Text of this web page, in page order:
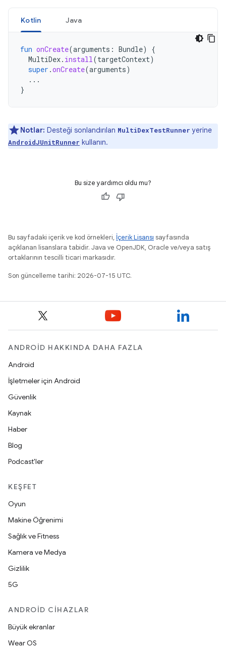
Kotlin Java
fun onCreate(arguments : Bundle)
{
MultiDex. install(targetContext)
super .onCreate(arguments)
...
}
Notlar: Desteği sonlandırılan MultiDexTestRunner yerine
AndroidJUnitRunner kullanın.
Bu size yardımcı oldu mu?
Bu sayfadaki içerik ve kod örnekleri, İçerik Lisansı sayfasında
açıklanan lisanslara tabidir. Java ve OpenJDK, Oracle ve/veya satış
ortaklarının tescilli ticari markasıdır.
Son güncelleme tarihi: 2026-07-15 UTC.
ANDROID HAKKINDA DAHA FAZLA
Android
İşletmeler için Android
Güvenlik
Kaynak
Haber
Blog
Podcast'ler
KEŞFET
Oyun
Makine Öğrenimi
Sağlık ve Fitness
Kamera ve Medya
Gizlilik
5G
ANDROID CIHAZLAR
Büyük ekranlar
Wear OS